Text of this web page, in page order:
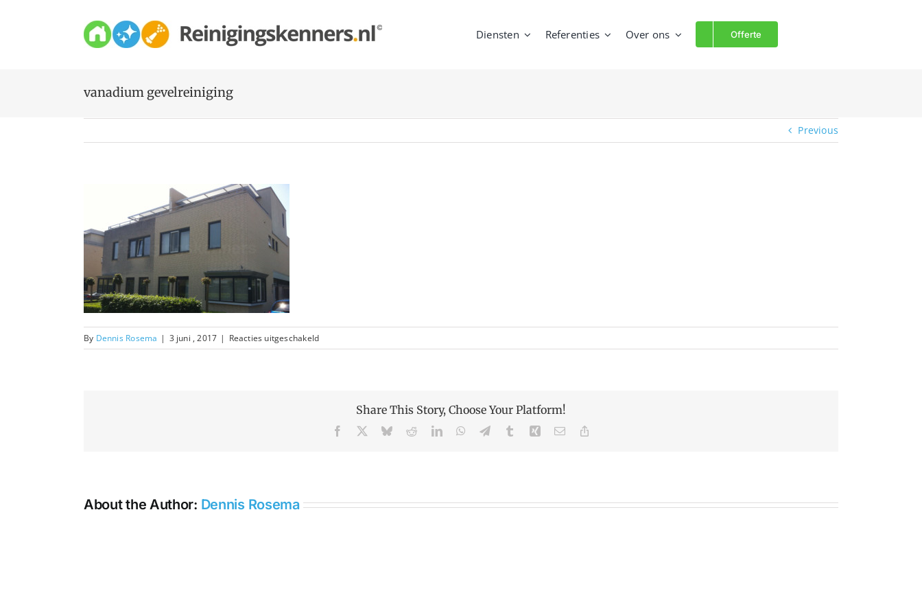
Diensten Referenties Over ons Offerte
vanadium gevelreiniging
Previous
By Dennis Rosema | 3 juni , 2017 | Reacties uitgeschakeldvoor
vanadium
Share This Story, Choose Your Platform!
Facebook BlueskyRedditLinkedInWhatsApp
TelegramTumblrXing Email
About the Author: Dennis Rosema